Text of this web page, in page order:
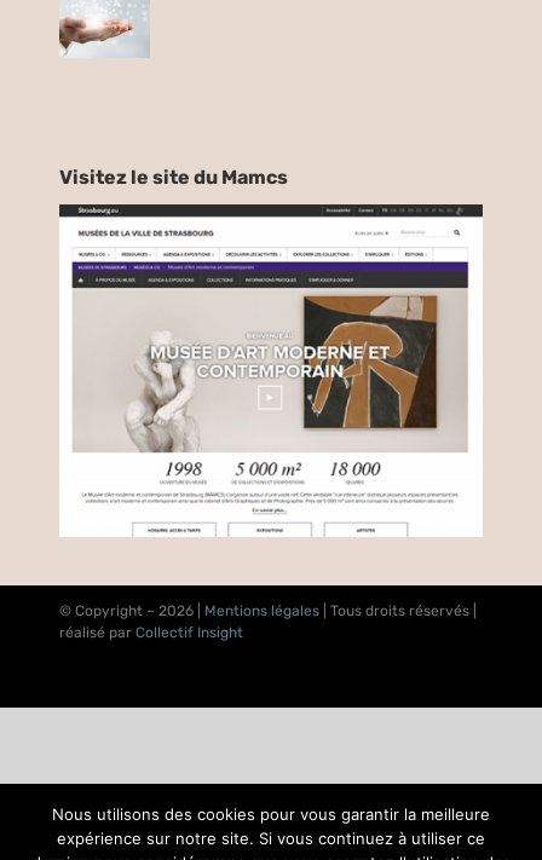
Visitez le site du Mamcs
© Copyright –2026 | Mentions légales | Tous droits réservés |
réalisé parCollectif Insight
Nous utilisons des cookies pour vous garantir la meilleure
expérience sur notre site. Si vous continuez à utiliser ce